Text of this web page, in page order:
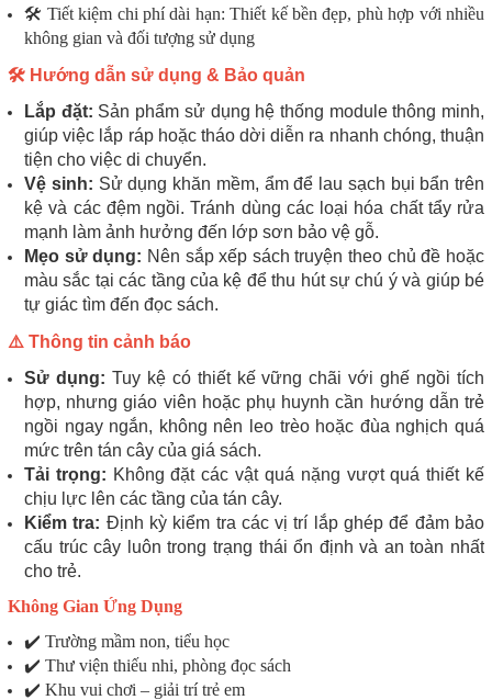
🛠️ Tiết kiệm chi phí dài hạn: Thiết kế bền đẹp, phù hợp với nhiều
không gian và đối tượng sử dụng
🛠️ Hướng dẫn sử dụng & Bảo quản
Lắp đặt: Sản phẩm sử dụng hệ thống module thông minh,
giúp việc lắp ráp hoặc tháo dời diễn ra nhanh chóng, thuận
tiện cho việc di chuyển.
Vệ sinh: Sử dụng khăn mềm, ẩm để lau sạch bụi bẩn trên
kệ và các đệm ngồi. Tránh dùng các loại hóa chất tẩy rửa
mạnh làm ảnh hưởng đến lớp sơn bảo vệ gỗ.
Mẹo sử dụng: Nên sắp xếp sách truyện theo chủ đề hoặc
màu sắc tại các tầng của kệ để thu hút sự chú ý và giúp bé
tự giác tìm đến đọc sách.
⚠️ Thông tin cảnh báo
Sử dụng: Tuy kệ có thiết kế vững chãi với ghế ngồi tích
hợp, nhưng giáo viên hoặc phụ huynh cần hướng dẫn trẻ
ngồi ngay ngắn, không nên leo trèo hoặc đùa nghịch quá
mức trên tán cây của giá sách.
Tải trọng: Không đặt các vật quá nặng vượt quá thiết kế
chịu lực lên các tầng của tán cây.
Kiểm tra: Định kỳ kiểm tra các vị trí lắp ghép để đảm bảo
cấu trúc cây luôn trong trạng thái ổn định và an toàn nhất
cho trẻ.
Không Gian Ứng Dụng
✔️ Trường mầm non, tiểu học
✔️ Thư viện thiếu nhi, phòng đọc sách
✔️ Khu vui chơi – giải trí trẻ em